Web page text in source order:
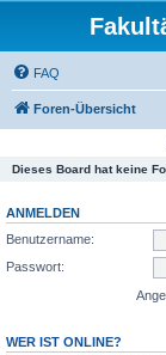
FAQ
Foren-Übersicht
Dieses Board hat keine
ANMELDEN
Benutzername:
Passwort:
WER IST ONLINE?